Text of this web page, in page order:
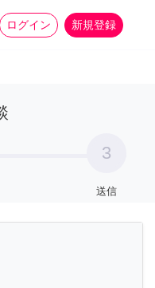
ログイン 新規登録
家事 more_horiz
3
送信